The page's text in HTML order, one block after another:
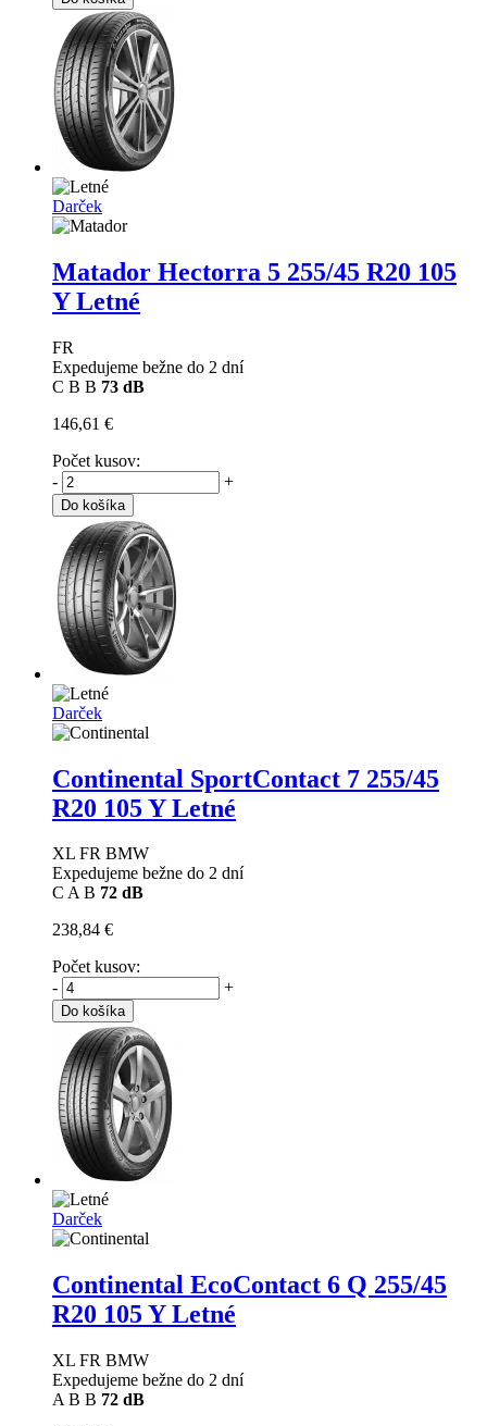
Darček
Matador Hectorra 5 255/45 R20 105
Y Letné
FR
Expedujeme bežne do 2 dní
C B B 73 dB
146,61 €
Počet kusov:
-
+
Do košíka
Darček
Continental SportContact 7 255/45
R20 105 Y Letné
XL FR BMW
Expedujeme bežne do 2 dní
C A B 72 dB
238,84 €
Počet kusov:
-
+
Do košíka
Darček
Continental EcoContact 6 Q 255/45
R20 105 Y Letné
XL FR BMW
Expedujeme bežne do 2 dní
A B B 72 dB